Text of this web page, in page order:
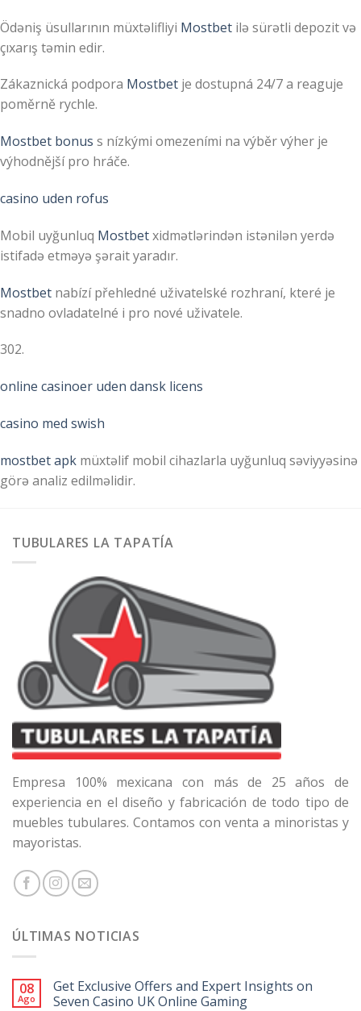
Ödəniş üsullarının müxtəlifliyi Mostbet ilə sürətli depozit və
çıxarış təmin edir.
Zákaznická podpora Mostbet je dostupná 24/7 a reaguje
poměrně rychle.
Mostbet bonus s nízkými omezeními na výběr výher je
výhodnější pro hráče.
casino uden rofus
Mobil uyğunluq Mostbetxidmətlərindən istənilən yerdə
istifadə etməyə şərait yaradır.
Mostbet nabízí přehledné uživatelské rozhraní, které je
snadno ovladatelné i pro nové uživatele.
302.
online casinoer uden dansk licens
casino med swish
mostbet apk müxtəlif mobil cihazlarla uyğunluq səviyyəsinə
görə analiz edilməlidir.
TUBULARES LA TAPATÍA
Empresa 100% mexicana con más de 25 años de
experiencia en el diseño y fabricación de todo tipo de
muebles tubulares. Contamos con venta a minoristas y
mayoristas.
ÚLTIMAS NOTICIAS
08
Ago
Get Exclusive Offers and Expert Insights on
Seven Casino UK Online Gaming